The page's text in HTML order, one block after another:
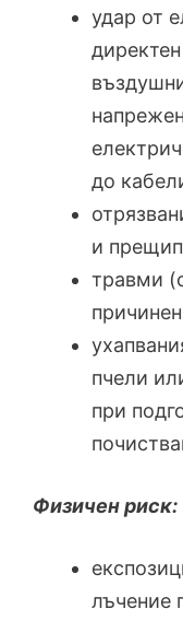
удар от
до
и
травми
пчели
при
Физичен риск:
лъчение